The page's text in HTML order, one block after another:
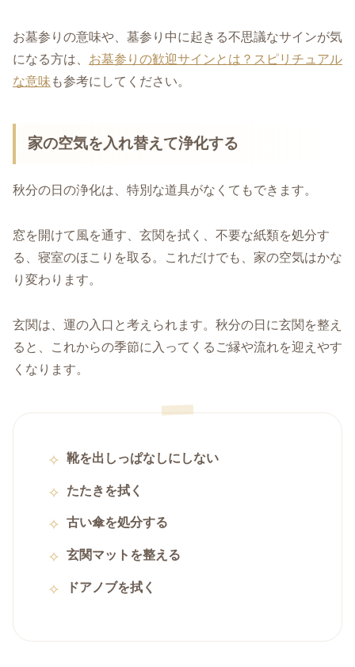
お墓参りの意味や、墓参り中に起きる不思議なサインが気
になる方は、 お墓参りの歓迎サインとは？スピリチュアル
な意味 も参考にしてください。
家の空気を入れ替えて浄化する
秋分の日の浄化は、特別な道具がなくてもできます。
窓を開けて風を通す、玄関を拭く、不要な紙類を処分す
る、寝室のほこりを取る。これだけでも、家の空気はかな
り変わります。
玄関は、運の入口と考えられます。秋分の日に玄関を整え
ると、これからの季節に入ってくるご縁や流れを迎えやす
くなります。
靴を出しっぱなしにしない
たたきを拭く
古い傘を処分する
玄関マットを整える
ドアノブを拭く